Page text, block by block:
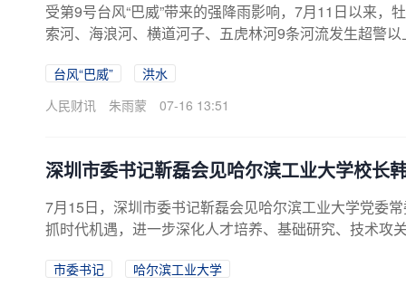
受第9号台风“巴威”带来的强降雨影响，7月11日以来
索河、海浪河、横道河子、五虎林河9条河流发生超警
丹江干流牡丹江控制站可能发生编号洪水，上中游干流
势，提前针对吉林、黑龙江省分别启动洪水防御Ⅲ级
台风“巴威”
洪水
人民财讯
朱雨蒙 07-16 13:51
深圳市委书记靳磊会见哈尔滨工业大学校长
7月15日，深圳市委书记靳磊会见哈尔滨工业大学党委
抓时代机遇，进一步深化人才培养、基础研究、技术攻
人才培养与高端科研资源集聚，深化科研成果产学研融
市委书记
哈尔滨工业大学